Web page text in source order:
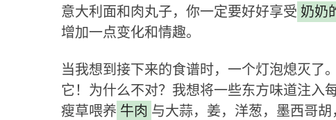
意大利面和肉丸子，你一定要好好享受 奶奶
增加一点变化和情趣。
当我想到接下来的食谱时，一个灯泡熄灭了
它！为什么不对？我想将一些东方味道注入
瘦草喂养 牛肉 与大蒜，姜，洋葱，墨西哥